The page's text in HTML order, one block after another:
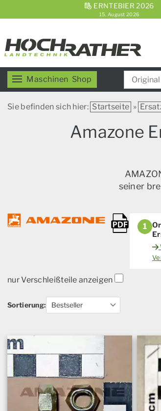
ERNTEBIER 2026
15. August 2026
Maschinen Shop
Sie befinden sich hier: Startseite »
Amazone
seiner
1
nur Verschleißteile anzeigen
Sortierung: